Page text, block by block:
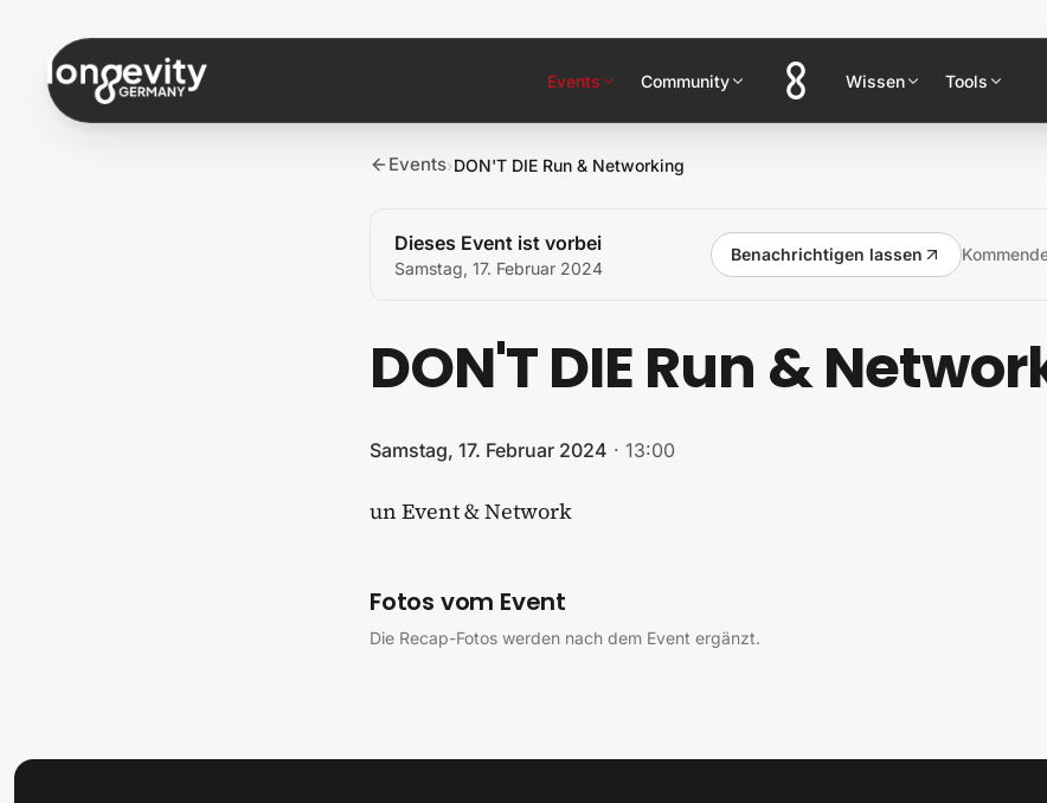
Events Community Wissen Tools
Events›DON'T DIE Run & Networking
Dieses Event ist vorbei
Samstag, 17. Februar 2024
Benachrichtigen lassen
DON'T DIE Run &
Samstag, 17. Februar 2024 · 13:00
un Event & Network
Fotos vom Event
Die Recap-Fotos werden nach dem Event ergänzt.